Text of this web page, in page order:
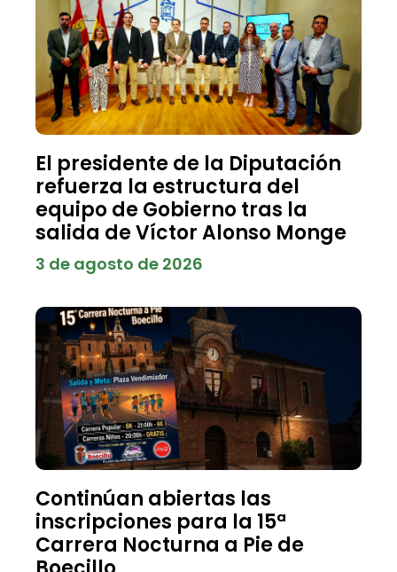
El presidente de la Diputación
refuerza la estructura del
equipo de Gobierno tras la
salida de Víctor Alonso Monge
3 de agosto de 2026
Continúan abiertas las
inscripciones para la 15ª
Carrera Nocturna a Pie de